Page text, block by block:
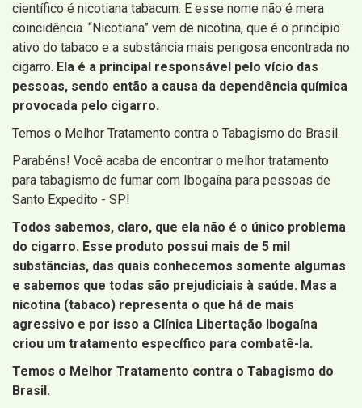
científico é nicotiana tabacum. E esse nome não é mera
coincidência. “Nicotiana” vem de nicotina, que é o princípio
ativo do tabaco e a substância mais perigosa encontrada no
cigarro. Ela é a principal responsável pelo vício das
pessoas, sendo então a causa da dependência química
provocada pelo cigarro.
Temos o Melhor Tratamento contra o Tabagismo do Brasil.
Parabéns! Você acaba de encontrar o melhor tratamento
para tabagismo de fumar com Ibogaína para pessoas de
Santo Expedito - SP!
Todos sabemos, claro, que ela não é o único problema
do cigarro. Esse produto possui mais de 5 mil
substâncias, das quais conhecemos somente algumas
e sabemos que todas são prejudiciais à saúde. Mas a
nicotina (tabaco) representa o que há de mais
agressivo e por isso a Clínica Libertação Ibogaína
criou um tratamento específico para combatê-la.
Temos o Melhor Tratamento contra o Tabagismo do
Brasil.